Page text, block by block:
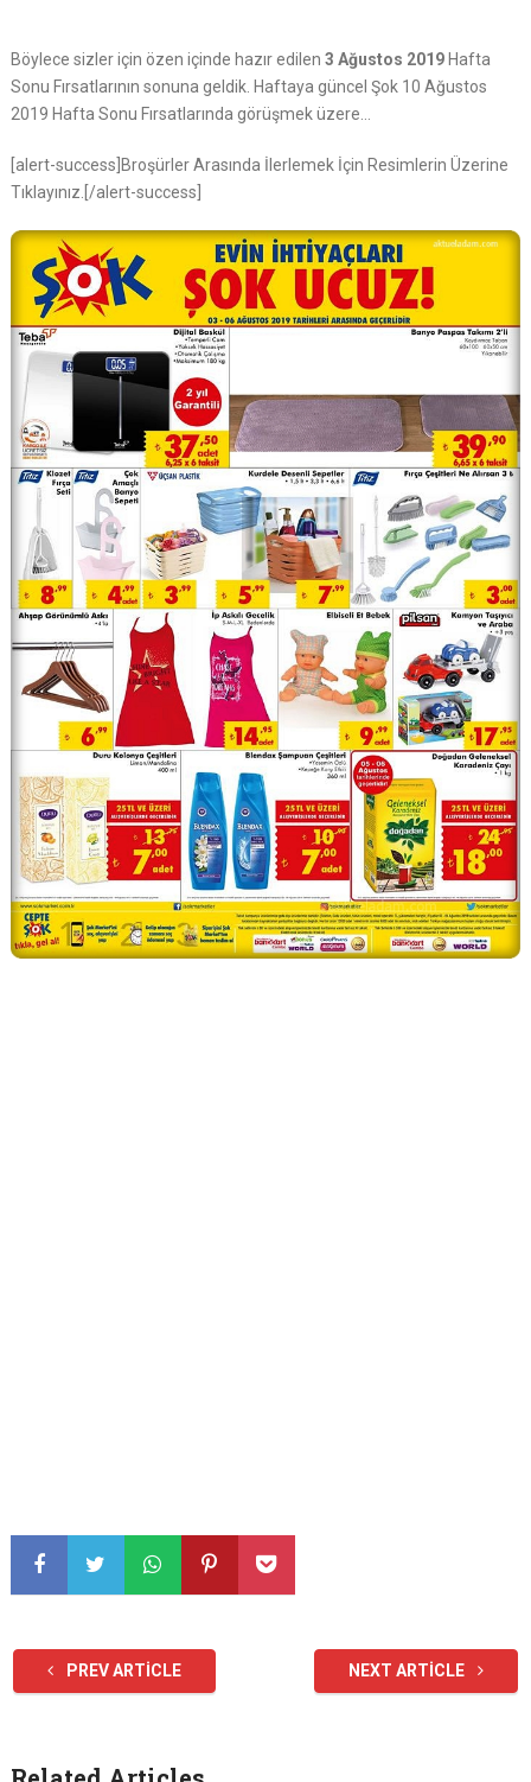
Böylece sizler için özen içinde hazır edilen 3 Ağustos 2019Hafta
Sonu Fırsatlarının sonuna geldik. Haftaya güncel Şok 10 Ağustos
2019 Hafta Sonu Fırsatlarında görüşmek üzere…
[alert-success]Broşürler Arasında İlerlemek İçin Resimlerin Üzerine
Tıklayınız.[/alert-success]
PREV ARTICLE NEXT ARTICLE